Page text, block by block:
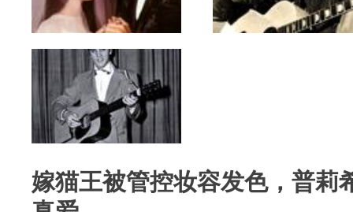
嫁猫王被管控妆容发色，普莉